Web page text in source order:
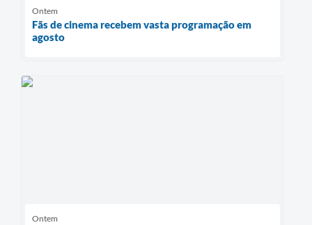
Ontem
Fãs de cinema recebem vasta programação em
agosto
Ontem